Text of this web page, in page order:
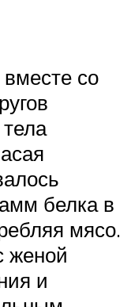
со
белка в
мясо.
женой
и